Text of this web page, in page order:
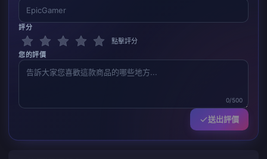
評分
點擊評分
您的評價
0/500
送出評價